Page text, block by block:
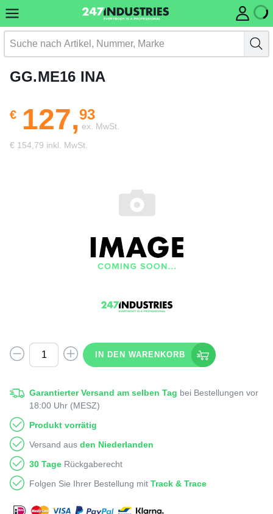
GG.ME16 INA
€127,93
ex. MwSt.
€ 154,79 inkl. MwSt.
IN DEN WARENKORB
Garantierter Versand am selben Tag bei Bestellungen vor
18:00 Uhr (MESZ)
Produkt vorrätig
Versand aus den Niederlanden
30 Tage Rückgaberecht
Folgen Sie Ihrer Bestellung mit Track & Trace